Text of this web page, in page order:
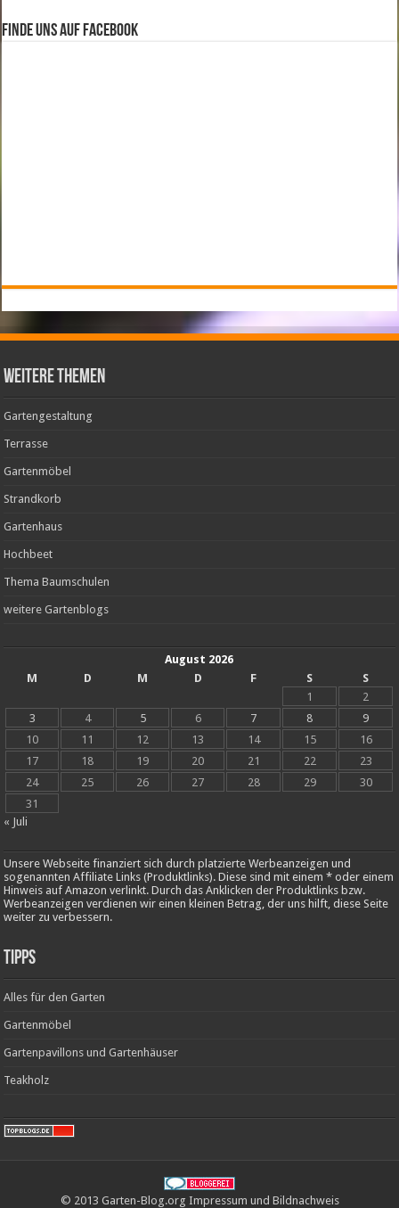
Finde uns auf Facebook
weitere Themen
Gartengestaltung
Terrasse
Gartenmöbel
Strandkorb
Gartenhaus
Hochbeet
Thema Baumschulen
weitere Gartenblogs
August 2026
M
D M D F S
S
1
2
3
4 5 6 7 8
9
10
11 12 13 14 15
16
17
18 19 20 21 22
23
24
25 26 27 28 29
30
31
« Juli
Unsere Webseite finanziert sich durch platzierte Werbeanzeigen und
sogenannten Affiliate Links (Produktlinks). Diese sind mit einem * oder einem
Hinweis auf Amazon verlinkt. Durch das Anklicken der Produktlinks bzw.
Werbeanzeigen verdienen wir einen kleinen Betrag, der uns hilft, diese Seite
weiter zu verbessern.
Tipps
Alles für den Garten
Gartenmöbel
Gartenpavillons und Gartenhäuser
Teakholz
© 2013 Garten-Blog.org Impressum und Bildnachweis